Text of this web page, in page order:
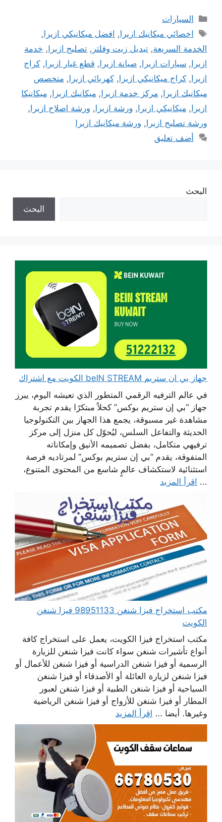
التصنيفات
السيارات
الوسوم
اخصائي ميكانيك ازيرا , افضل ميكانيكي ازيرا ,
الخدمة السريعة, تبديل زيت وفلتر , تصليح ازيرا , خدمة
ازيرا , سيارات ازيرا , صيانة ازيرا , قطع غيار ازيرا , كراج
ازيرا , كراج ميكانيكي ازيرا , كهربائي ازيرا , متخصص
ميكانيك ازيرا , مركز خدمة ازيرا , ميكانيك ازيرا , ميكانيكا
ازيرا , ميكانيكي ازيرا , ورشة ازيرا , ورشة اصلاح ازيرا ,
ورشة تصليح ازيرا , ورشة ميكانيك ازيرا
أضف تعليق
البحث
البحث
جهاز بي ان ستريم beIN STREAM الكويت مع اشتراك
في عالم الترفيه الرقمي المتطور الذي تعيشه اليوم، يبرز
جهاز “بي إن ستريم بوكس” كحلاً مبتكرًا يقدم تجربة
مشاهدة غير مسبوقة، يجمع هذا الجهاز بين التكنولوجيا
الحديثة والتفاعل السلس، ليُحوّل كل منزل إلى مركز
ترفيهي متكامل، بفضل تصميمه الأنيق وإمكاناته
المتفوقة، يقدم “بي إن ستريم بوكس” لمرتاديه فرصة
استثنائية لاستكشاف عالمٍ شاسع من المحتوى المتنوع،
... اقرأ المزيد
مكتب استخراج فيزا شنغن 98951133 فيزا شنغن
الكويت
مكتب استخراج فيزا الكويت، يعمل على استخراج كافة
أنواع تأشيرات شنغن سواء كانت فيزا شنغن للزيارة
الرسمية أو فيزا شنغن الدراسية أو فيزا شنغن للأعمال أو
فيزا شنغن لزيارة العائلة أو الأصدقاء أو فيزا شنغن
السياحية أو فيزا شنغن الطبية أو فيزا شنغن لعبور
المطار أو فيزا شنغن للأزواج أو فيزا شنغن الرياضية
وغيرها. أيضا ... اقرأ المزيد